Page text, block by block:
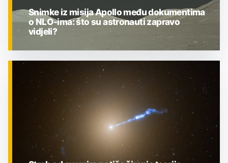
ZNANOST
Snimke iz misija Apollo među dokumentima
o NLO-ima: što su astronauti zapravo
vidjeli?